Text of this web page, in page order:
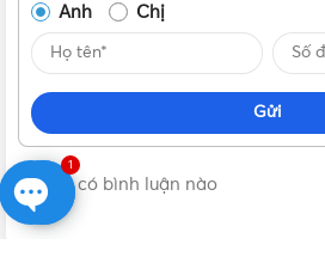
Anh Chị
Gửi
Không có bình luận nào
1